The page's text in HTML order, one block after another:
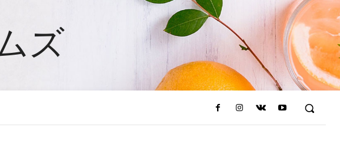
ズ